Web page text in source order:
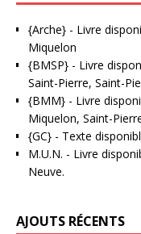
{Arche} - Livre
Miquelon
{BMSP} - Livre
Saint-Pierre, Saint-
{BMM} - Livre
Miquelon, Saint-
{GC} - Texte
M.U.N. - Livre
Neuve.
AJOUTS RÉCENTS